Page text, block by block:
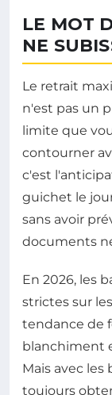
LE MOT
NE
Le retrait
n'est pas un
limite que
contourner
c'est
guichet le
sans avoir
documents
En 2026, les
strictes sur
tendance de
blanchiment
Mais avec
toujours